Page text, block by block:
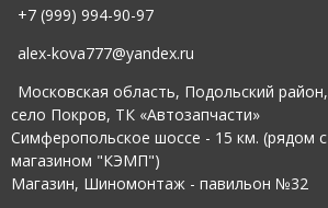
+7 (999) 994-90-97
alex-kova777@yandex.ru
Московская область, Подольский район,
село Покров, ТК «Автозапчасти»
Симферопольское шоссе - 15 км. (рядом с
магазином "КЭМП")
Магазин, Шиномонтаж - павильон №32